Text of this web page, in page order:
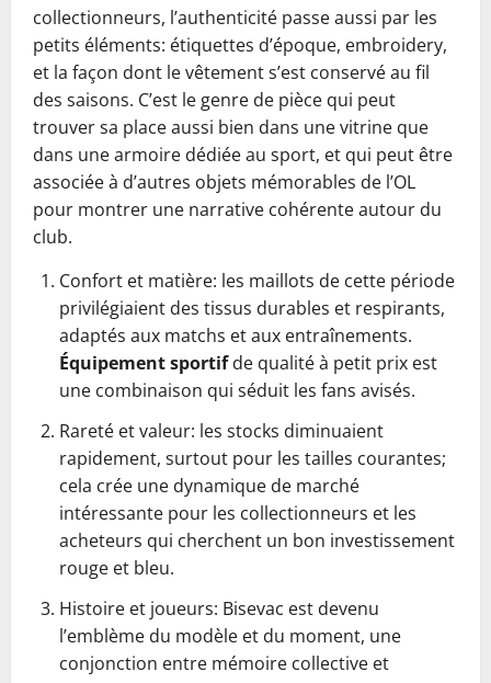
collectionneurs, l’authenticité passe aussi par les
petits éléments: étiquettes d’époque, embroidery,
et la façon dont le vêtement s’est conservé au fil
des saisons. C’est le genre de pièce qui peut
trouver sa place aussi bien dans une vitrine que
dans une armoire dédiée au sport, et qui peut être
associée à d’autres objets mémorables de l’OL
pour montrer une narrative cohérente autour du
club.
Confort et matière: les maillots de cette période
privilégiaient des tissus durables et respirants,
adaptés aux matchs et aux entraînements.
Équipement sportifde qualité à petit prix est
une combinaison qui séduit les fans avisés.
Rareté et valeur: les stocks diminuaient
rapidement, surtout pour les tailles courantes;
cela crée une dynamique de marché
intéressante pour les collectionneurs et les
acheteurs qui cherchent un bon investissement
rouge et bleu.
Histoire et joueurs: Bisevac est devenu
l’emblème du modèle et du moment, une
conjonction entre mémoire collective et